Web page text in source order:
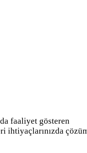
faaliyet gösteren
ihtiyaçlarınızda